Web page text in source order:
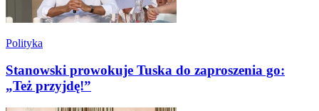
Polityka
Stanowski prowokuje Tuska do zaproszenia go:
„Też przyjdę!”